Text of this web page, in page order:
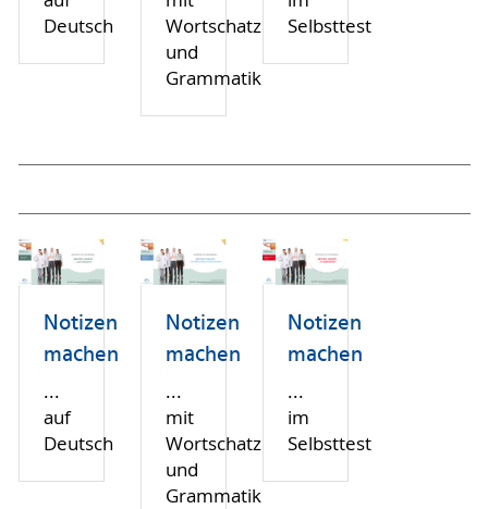
Deutsch
Wortschatz
und
Grammatik
Selbsttest
Notizen
machen
...
auf
Deutsch
Notizen
machen
...
mit
Wortschatz
und
Grammatik
Notizen
machen
...
im
Selbsttest